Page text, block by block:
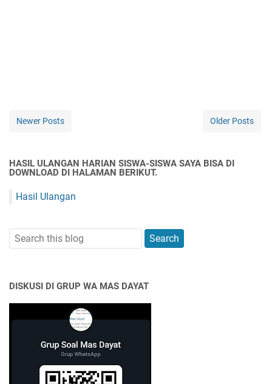
Newer Posts Older Posts
HASIL ULANGAN HARIAN SISWA-SISWA SAYA BISA DI
DOWNLOAD DI HALAMAN BERIKUT.
Hasil Ulangan
DISKUSI DI GRUP WA MAS DAYAT